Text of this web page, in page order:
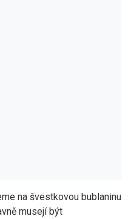
na švestkovou bublaninu
musejí být